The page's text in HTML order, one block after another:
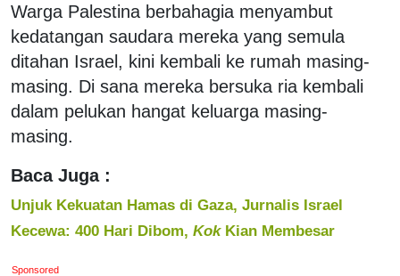
Warga Palestina berbahagia menyambut
kedatangan saudara mereka yang semula
ditahan Israel, kini kembali ke rumah masing-
masing. Di sana mereka bersuka ria kembali
dalam pelukan hangat keluarga masing-
masing.
Baca Juga :
Unjuk Kekuatan Hamas di Gaza, Jurnalis Israel
Kecewa: 400 Hari Dibom, KokKian Membesar
Sponsored